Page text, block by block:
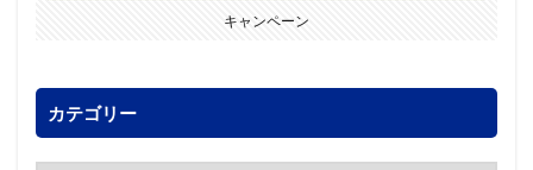
キャンペーン
カテゴリー